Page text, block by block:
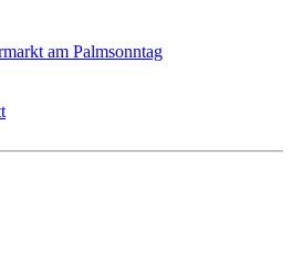
am Palmsonntag